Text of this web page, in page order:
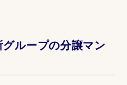
ループの分譲マン